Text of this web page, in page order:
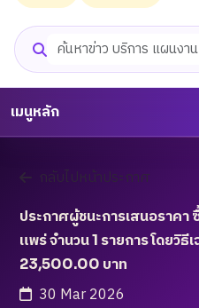
ค้นหาเว็บไซต์
เมนูหลัก
กลับไปหน้าประกาศ
ประกาศผู้ชนะการเสนอราค
แพร่ จำนวน 1 รายการ โดยวิธีเ
23,500.00 บาท
30 Mar 2026